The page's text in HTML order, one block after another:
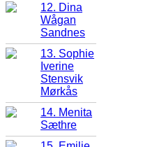
12. Dina
Wågan
Sandnes
13. Sophie
Iverine
Stensvik
Mørkås
14. Menita
Sæthre